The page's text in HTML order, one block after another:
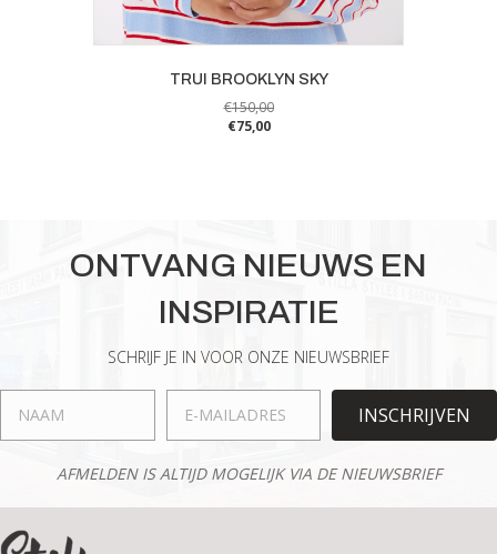
TRUI BROOKLYN SKY
€150,00
€75,00
Deze
kan
gekozen
worden
de
productpagina
ONTVANG NIEUWS EN
INSPIRATIE
SCHRIJF JE IN VOOR ONZE NIEUWSBRIEF
INSCHRIJVEN
AFMELDEN IS ALTIJD MOGELIJK VIA DE NIEUWSBRIEF